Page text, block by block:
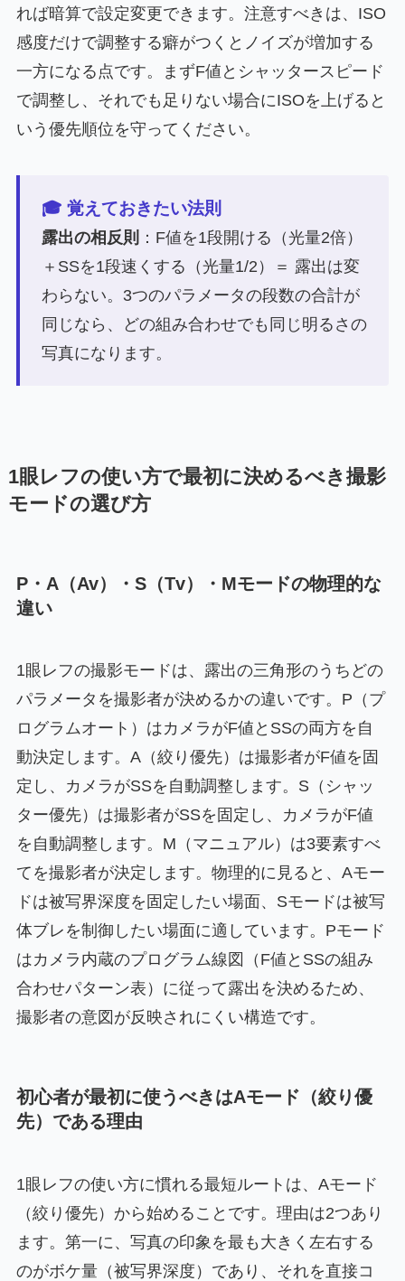
れば暗算で設定変更できます。注意すべきは、ISO
感度だけで調整する癖がつくとノイズが増加する
一方になる点です。まずF値とシャッタースピード
で調整し、それでも足りない場合にISOを上げると
いう優先順位を守ってください。
🎓 覚えておきたい法則
露出の相反則 ：F値を1段開ける（光量2倍）
＋SSを1段速くする（光量1/2）＝ 露出は変
わらない。3つのパラメータの段数の合計が
同じなら、どの組み合わせでも同じ明るさの
写真になります。
1眼レフの使い方で最初に決めるべき撮影
モードの選び方
P・A（Av）・S（Tv）・Mモードの物理的な
違い
1眼レフの撮影モードは、露出の三角形のうちどの
パラメータを撮影者が決めるかの違いです。P（プ
ログラムオート）はカメラがF値とSSの両方を自
動決定します。A（絞り優先）は撮影者がF値を固
定し、カメラがSSを自動調整します。S（シャッ
ター優先）は撮影者がSSを固定し、カメラがF値
を自動調整します。M（マニュアル）は3要素すべ
てを撮影者が決定します。物理的に見ると、Aモー
ドは被写界深度を固定したい場面、Sモードは被写
体ブレを制御したい場面に適しています。Pモード
はカメラ内蔵のプログラム線図（F値とSSの組み
合わせパターン表）に従って露出を決めるため、
撮影者の意図が反映されにくい構造です。
初心者が最初に使うべきはAモード（絞り優
先）である理由
1眼レフの使い方に慣れる最短ルートは、Aモード
（絞り優先）から始めることです。理由は2つあり
ます。第一に、写真の印象を最も大きく左右する
のがボケ量（被写界深度）であり、それを直接コ